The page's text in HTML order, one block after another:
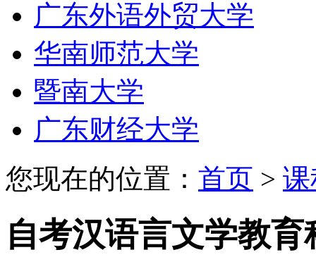
广东外语外贸大学
华南师范大学
暨南大学
广东财经大学
您现在的位置： 首页 >
自考汉语言文学教